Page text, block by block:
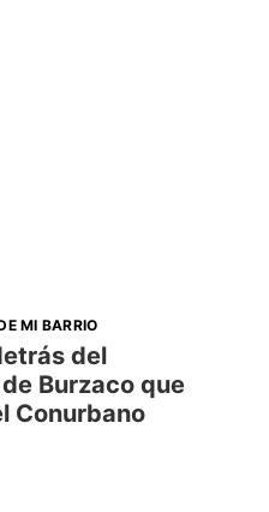
MI BARRIO
del
Burzaco que
Conurbano